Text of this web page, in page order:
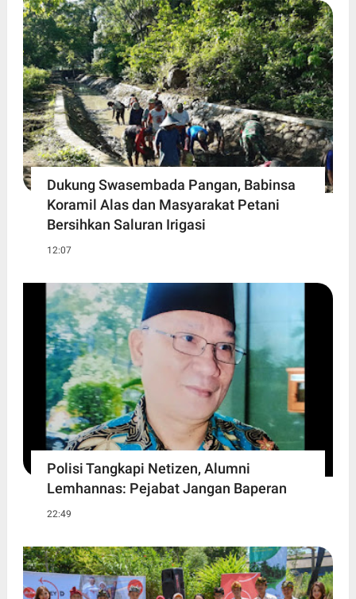
Dukung Swasembada Pangan, Babinsa
Koramil Alas dan Masyarakat Petani
Bersihkan Saluran Irigasi
12:07
Polisi Tangkapi Netizen, Alumni
Lemhannas: Pejabat Jangan Baperan
22:49